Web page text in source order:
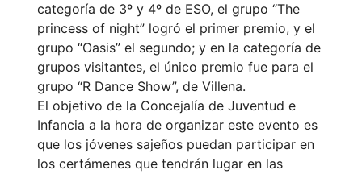
categoría de 3º y 4º de ESO, el grupo “The
princess of night” logró el primer premio, y el
grupo “Oasis” el segundo; y en la categoría de
grupos visitantes, el único premio fue para el
grupo “R Dance Show”, de Villena.
El objetivo de la Concejalía de Juventud e
Infancia a la hora de organizar este evento es
que los jóvenes sajeños puedan participar en
los certámenes que tendrán lugar en las